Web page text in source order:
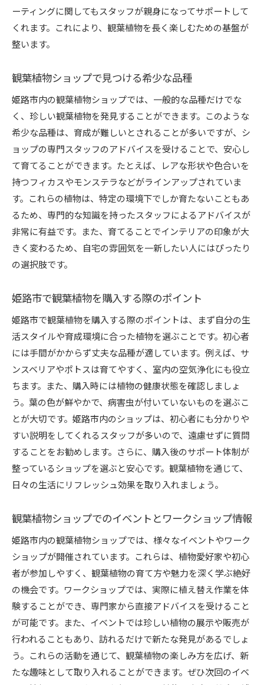
ーティングに関してもスタッフが親身になってサポートして
くれます。これにより、観葉植物を長く楽しむための基盤が
整います。
観葉植物ショップで見つける希少な品種
姫路市内の観葉植物ショップでは、一般的な品種だけでな
く、珍しい観葉植物を発見することができます。このような
希少な品種は、育成が難しいとされることが多いですが、シ
ョップの専門スタッフのアドバイスを受けることで、安心し
て育てることができます。たとえば、レアな形状や色合いを
持つフィカスやモンステラなどがラインアップされていま
す。これらの植物は、特定の環境下でしか育たないこともあ
るため、専門的な知識を持ったスタッフによるアドバイスが
非常に有益です。また、育てることでインテリアの印象が大
きく変わるため、自宅の雰囲気を一新したい人にはぴったり
の選択肢です。
姫路市で観葉植物を購入する際のポイント
姫路市で観葉植物を購入する際のポイントは、まず自分の生
活スタイルや育成環境に合った植物を選ぶことです。初心者
には手間がかからず丈夫な品種が適しています。例えば、サ
ンスベリアやポトスは育てやすく、室内の空気浄化にも役立
ちます。また、購入時には植物の健康状態を確認しましょ
う。葉の色が鮮やかで、病害虫が付いていないものを選ぶこ
とが大切です。姫路市内のショップは、初心者にも分かりや
すい説明をしてくれるスタッフが多いので、遠慮せずに質問
することをお勧めします。さらに、購入後のサポート体制が
整っているショップを選ぶと安心です。観葉植物を通じて、
日々の生活にリフレッシュ効果を取り入れましょう。
観葉植物ショップでのイベントとワークショップ情報
姫路市内の観葉植物ショップでは、様々なイベントやワーク
ショップが開催されています。これらは、植物愛好家や初心
者が参加しやすく、観葉植物の育て方や魅力を深く学ぶ絶好
の機会です。ワークショップでは、実際に植え替え作業を体
験することができ、専門家から直接アドバイスを受けること
が可能です。また、イベントでは珍しい植物の展示や販売が
行われることもあり、訪れるだけで新たな発見があるでしょ
う。これらの活動を通じて、観葉植物の楽しみ方を広げ、新
たな趣味として取り入れることができます。ぜひ次回のイベ